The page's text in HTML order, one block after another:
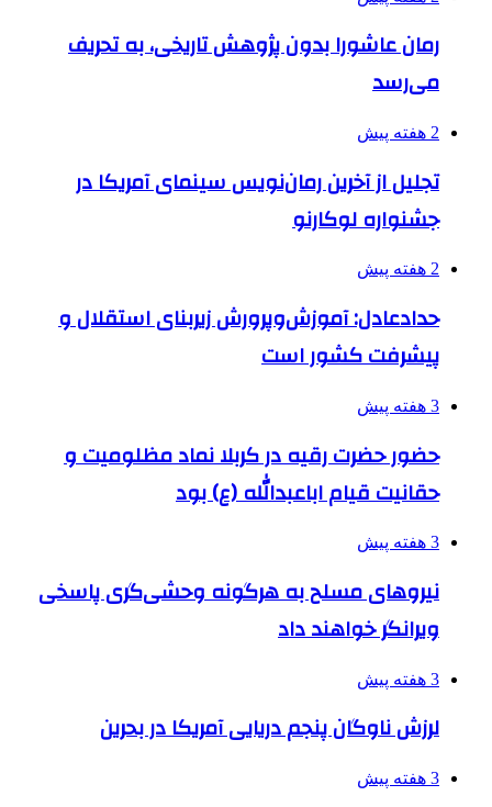
رمان عاشورا بدون پژوهش تاریخی، به تحریف
می‌رسد
2 هفته پیش
تجلیل از آخرین رمان‌نویس سینمای آمریکا در
جشنواره لوکارنو
2 هفته پیش
حدادعادل: آموزش‌وپرورش زیربنای استقلال و
پیشرفت کشور است
3 هفته پیش
حضور حضرت رقیه در کربلا نماد مظلومیت و
حقانیت قیام اباعبدالله (ع) بود
3 هفته پیش
نیروهای مسلح به هرگونه وحشی‌گری پاسخی
ویرانگر خواهند داد
3 هفته پیش
لرزش ناوگان پنجم دریایی آمریکا در بحرین
3 هفته پیش